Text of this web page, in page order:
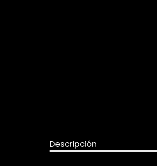
Descripción